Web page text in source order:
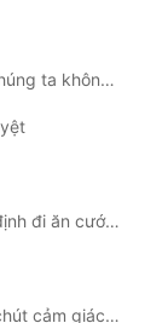
chuyện được không?
cướp chắc?!
cũng chẳng có